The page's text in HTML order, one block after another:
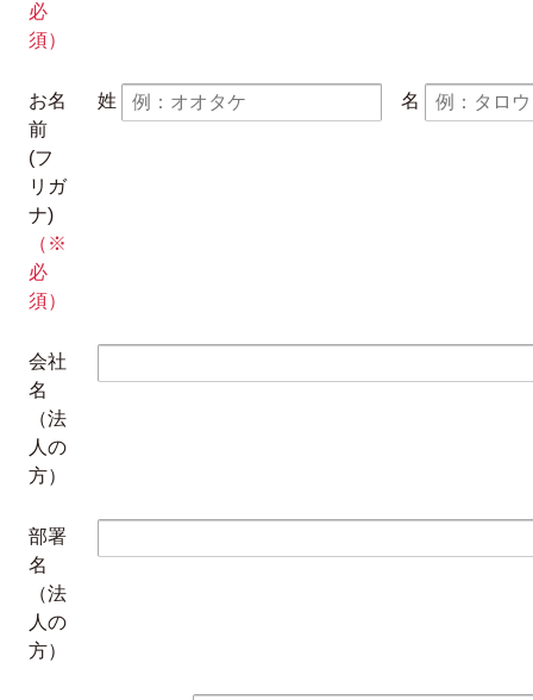
必
須）
お名
前
(フ
リガ
ナ)
（※
必
須）
姓 名
会社
名
（法
人の
方）
部署
名
（法
人の
方）